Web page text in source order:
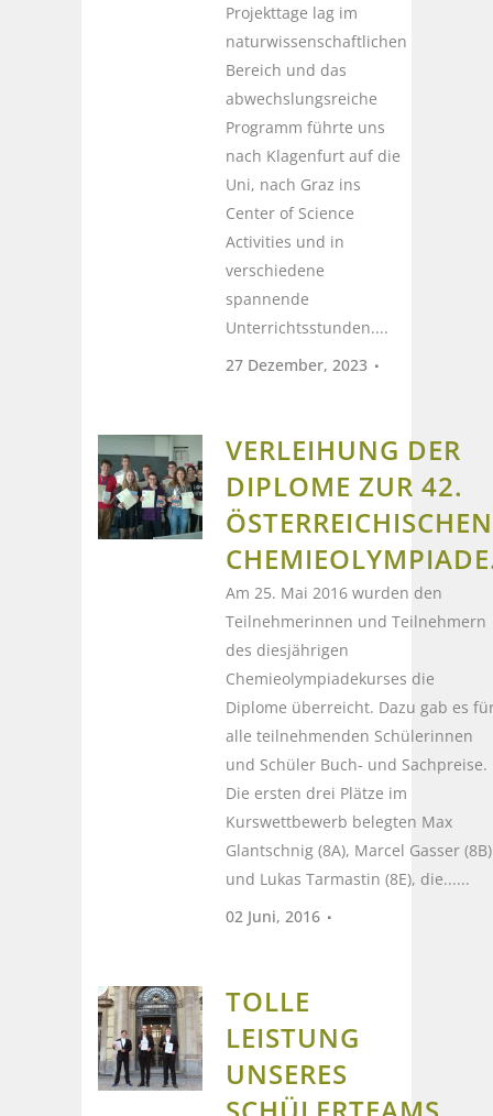
Projekttage lag im
naturwissenschaftlichen
Bereich und das
abwechslungsreiche
Programm führte uns
nach Klagenfurt auf die
Uni, nach Graz ins
Center of Science
Activities und in
verschiedene
spannende
Unterrichtsstunden....
27 Dezember, 2023
VERLEIHUNG DER
DIPLOME ZUR 42.
ÖSTERREICHISCHEN
Am 25. Mai 2016 wurden den
Teilnehmerinnen und Teilnehmern
des diesjährigen
Chemieolympiadekurses die
Diplome überreicht. Dazu gab es
alle teilnehmenden Schülerinnen
und Schüler Buch- und Sachpreise.
Die ersten drei Plätze im
Kurswettbewerb belegten Max
Glantschnig (8A), Marcel Gasser (8B)
und Lukas Tarmastin (8E), die......
02 Juni, 2016
TOLLE
LEISTUNG
UNSERES